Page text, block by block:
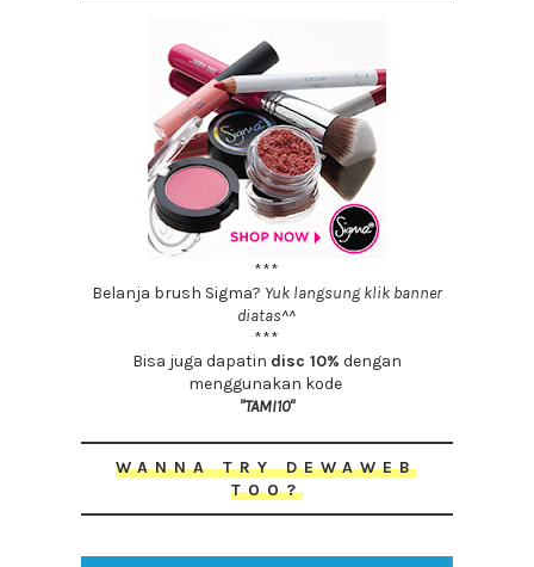
***
Belanja brush Sigma? Yuk langsung klik banner
diatas^^
***
Bisa juga dapatin disc 10% dengan
menggunakan kode
"TAMI10"
WANNA TRY DEWAWEB
TOO?